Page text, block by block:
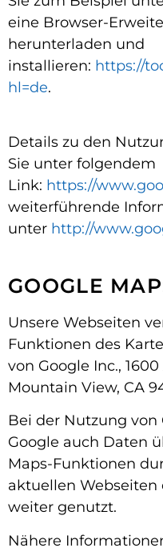
eine Browser-
herunterladen und
installieren: https://
hl=de.
Details zu den
Sie unter folgendem
Link: https://
weiterführende
unter http://
GOOGLE
Unsere Webseiten
Funktionen des
von Google Inc.,
Mountain View, CA
Bei der Nutzung von
Google auch Daten
Maps-Funktionen
aktuellen Webseiten
weiter genutzt.
Nähere